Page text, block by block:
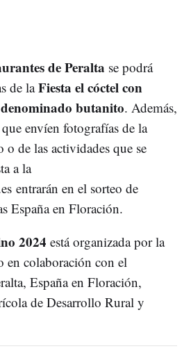
de Peralta se podrá
de laFiesta el cóctel con
butanito. Además,
envíen fotografías de la
de las actividades que se
a la
entrarán en el sorteo de
España en Floración.
2024 está organizada por la
en colaboración con el
España en Floración,
de Desarrollo Rural y